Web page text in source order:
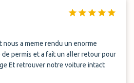
a meme rendu un enorme
permis et a fait un aller retour pour
pas cacher notre voyage Et retrouver notre voiture intact